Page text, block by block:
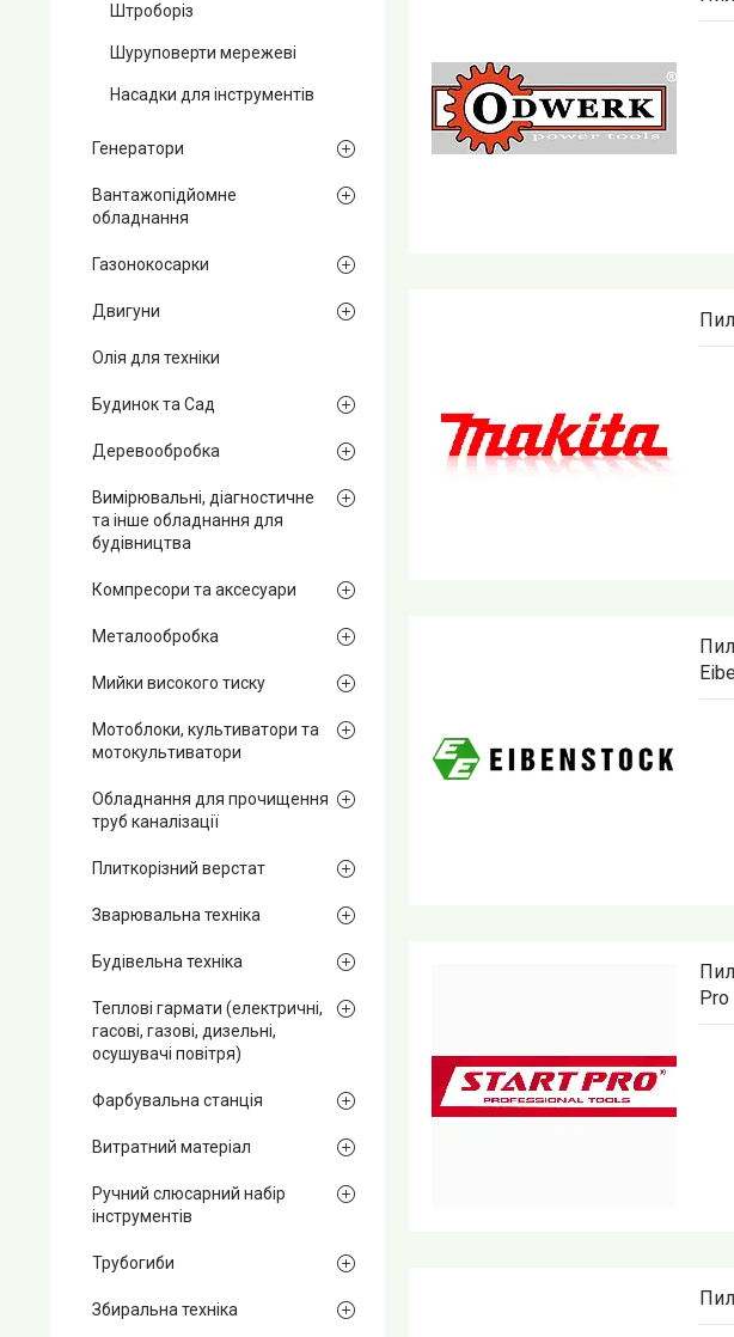
Pro
Штроборіз
Шуруповерти мережеві
Насадки для інструментів
Генератори
Вантажопідйомне
обладнання
Газонокосарки
Двигуни
Олія для техніки
Будинок та Сад
Деревообробка
Вимірювальні, діагностичне
та інше обладнання для
будівництва
Компресори та аксесуари
Металообробка
Мийки високого тиску
Мотоблоки, культиватори та
мотокультиватори
Обладнання для прочищення
труб каналізації
Плиткорізний верстат
Зварювальна техніка
Будівельна техніка
Теплові гармати (електричні,
гасові, газові, дизельні,
осушувачі повітря)
Фарбувальна станція
Витратний матеріал
Ручний слюсарний набір
інструментів
Трубогиби
Збиральна техніка